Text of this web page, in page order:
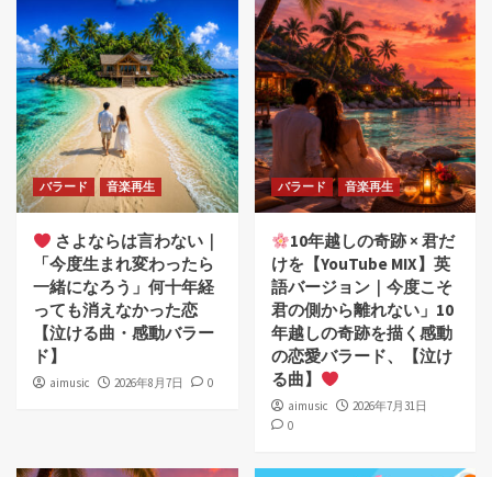
バラード 音楽再生
さよならは言わない｜
「今度生まれ変わったら
一緒になろう」何十年経
っても消えなかった恋
【泣ける曲・感動バラー
ド】
aimusic 2026年8月7日 0
バラード 音楽再生
10年越しの奇跡 × 君だ
けを【YouTube MIX】英
語バージョン｜今度こそ
君の側から離れない」10
年越しの奇跡を描く感動
の恋愛バラード、【泣け
る曲】
aimusic
2026年7月31日
0